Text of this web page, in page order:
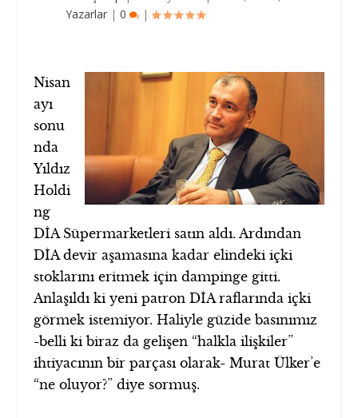
Yazarlar |0 |
Nisan
ayı
sonu
nda
Yıldız
Holdi
ng
DİA Süpermarketleri satın aldı. Ardından
DİA devir aşamasına kadar elindeki içki
stoklarını eritmek için dampinge gitti.
Anlaşıldı ki yeni patron DİA raflarında içki
görmek istemiyor. Haliyle güzide basınımız
-belli ki biraz da gelişen “halkla ilişkiler”
ihtiyacının bir parçası olarak- Murat Ülker’e
“ne oluyor?” diye sormuş.